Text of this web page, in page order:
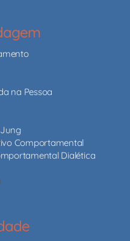
na Pessoa
Comportamental
Dialética